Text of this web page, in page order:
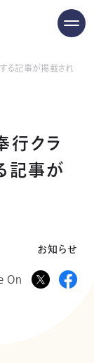
する記事が掲載され
行クラ
記事が
お知らせ
On